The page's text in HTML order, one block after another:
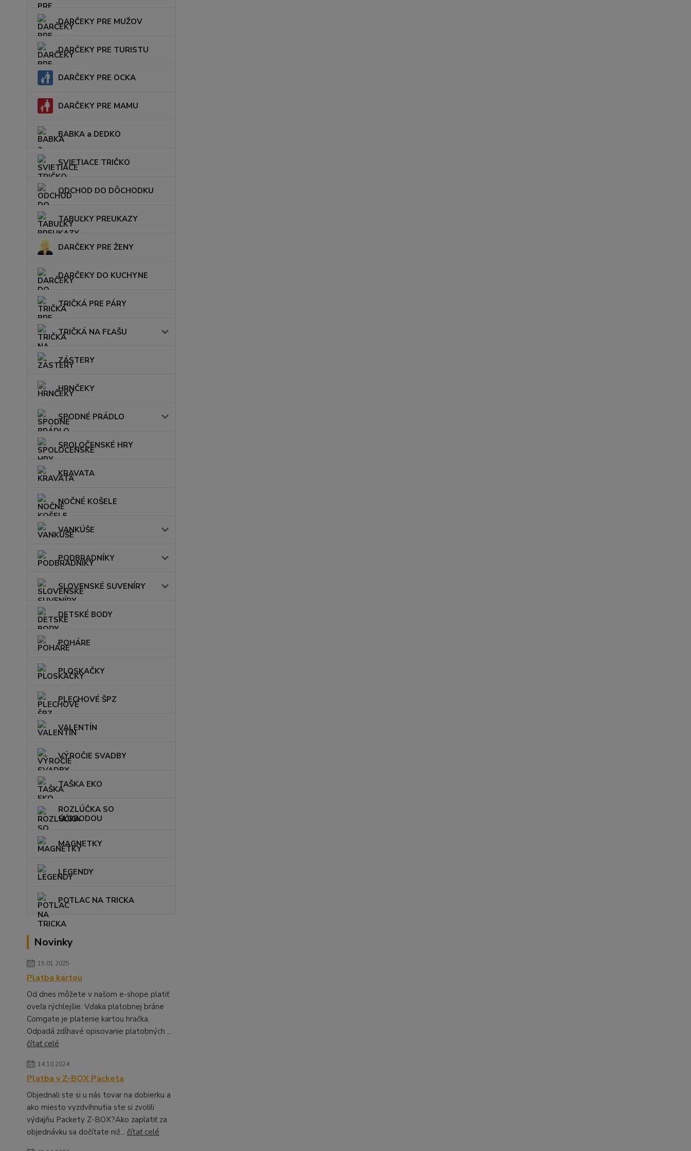
DARČEKY PRE MUŽOV
DARČEKY PRE TURISTU
DARČEKY PRE OCKA
DARČEKY PRE MAMU
BABKA a DEDKO
SVIETIACE TRIČKO
ODCHOD DO DÔCHODKU
TABUĽKY PREUKAZY
DARČEKY PRE ŽENY
DARČEKY DO KUCHYNE
TRIČKÁ PRE PÁRY
TRIČKÁ NA FĽAŠU
ZÁSTERY
HRNČEKY
SPODNÉ PRÁDLO
SPOLOČENSKÉ HRY
KRAVATA
NOČNÉ KOŠELE
VANKÚŠE
PODBRADNÍKY
SLOVENSKÉ SUVENÍRY
DETSKÉ BODY
POHÁRE
PLOSKAČKY
PLECHOVÉ ŠPZ
VALENTÍN
VÝROČIE SVADBY
TAŠKA EKO
ROZLÚČKA SO
SLOBODOU
MAGNETKY
LEGENDY
POTLAC NA TRICKA
Novinky
15.01.2025
Platba kartou
Od dnes môžete v našom e-shope platiť
oveľa rýchlejšie. Vďaka platobnej bráne
Comgate je platenie kartou hračka.
Odpadá zdĺhavé opisovanie platobných ...
čítať celé
14.10.2024
Platba v Z-BOX Packeta
Objednali ste si u nás tovar na dobierku a
ako miesto vyzdvihnutia ste si zvolili
výdajňu Packety Z-BOX?Ako zaplatiť za
objednávku sa dočítate niž... čítať celé